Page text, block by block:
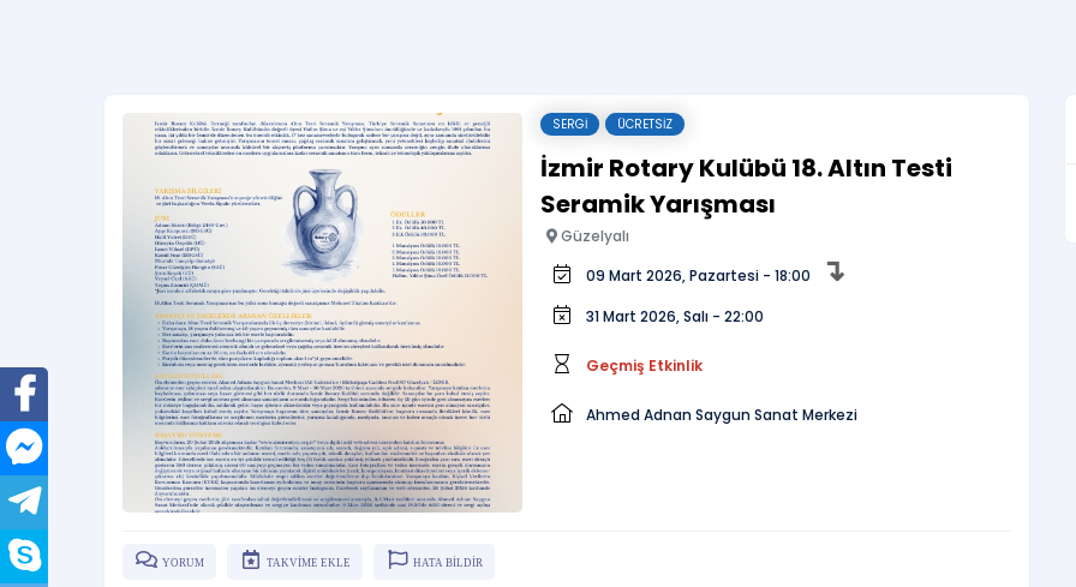
SERGI ÜCRETSIZ
İzmir Rotary Kulübü 18. Altın Testi
Seramik Yarışması
Güzelyalı
09 Mart 2026, Pazartesi - 18:00
↴
31 Mart 2026, Salı - 22:00
Geçmiş Etkinlik
Ahmed Adnan Saygun Sanat Merkezi
YORUM TAKVİME EKLE HATA BİLDİR